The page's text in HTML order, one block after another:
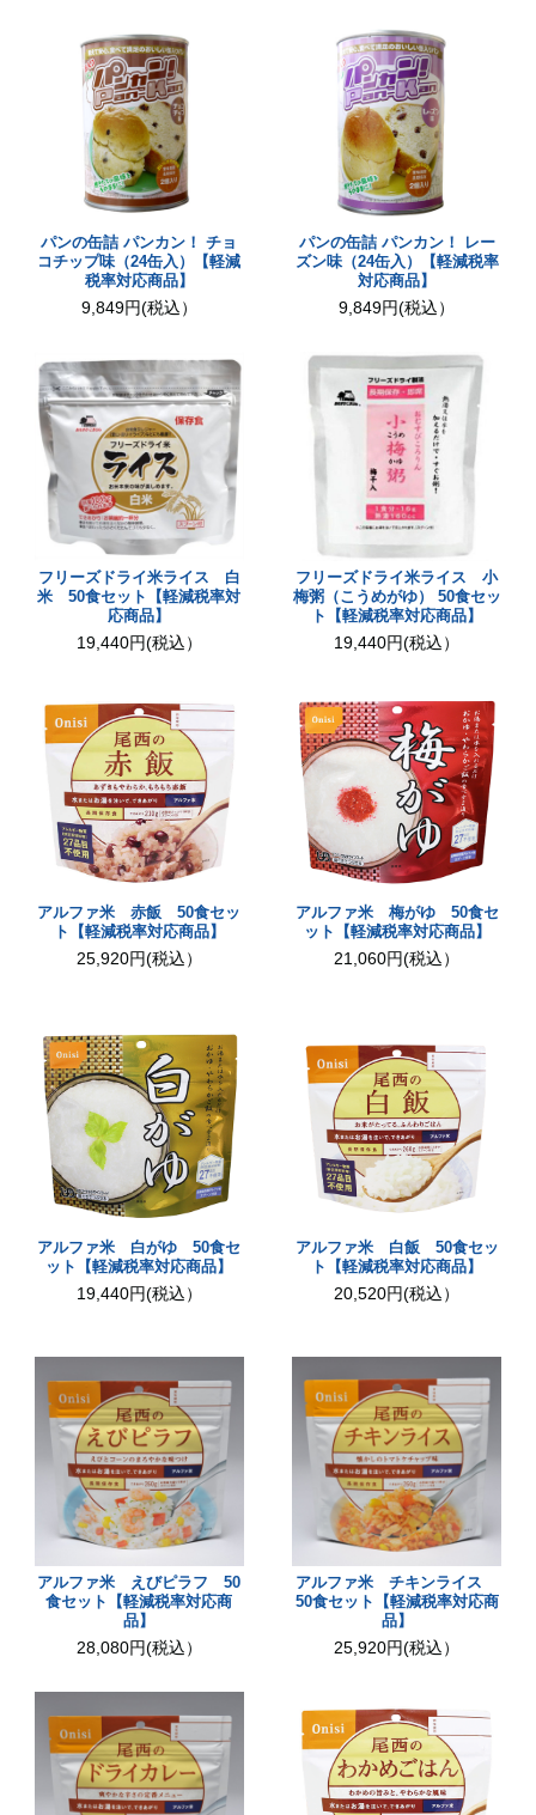
パンの缶詰 パンカン！ チョ
コチップ味（24缶入）【軽減
税率対応商品】
9,849円(税込）
パンの缶詰 パンカン！ レー
ズン味（24缶入）【軽減税率
対応商品】
9,849円(税込）
フリーズドライ米ライス 白
米 50食セット【軽減税率対
応商品】
19,440円(税込）
フリーズドライ米ライス 小
梅粥（こうめがゆ） 50食セッ
ト【軽減税率対応商品】
19,440円(税込）
アルファ米 赤飯 50食セッ
ト【軽減税率対応商品】
25,920円(税込）
アルファ米 梅がゆ 50食セ
ット【軽減税率対応商品】
21,060円(税込）
アルファ米 白がゆ 50食セ
ット【軽減税率対応商品】
19,440円(税込）
アルファ米 白飯 50食セッ
ト【軽減税率対応商品】
20,520円(税込）
アルファ米 えびピラフ 50
食セット【軽減税率対応商
品】
28,080円(税込）
アルファ米 チキンライス
50食セット【軽減税率対応商
品】
25,920円(税込）